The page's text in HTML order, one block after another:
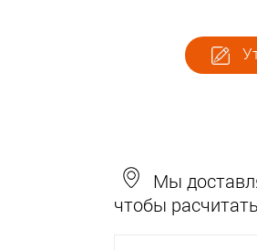
Мы
чтобы